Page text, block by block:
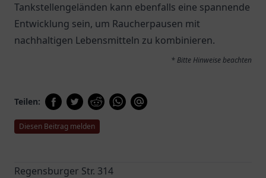
Tankstellengeländen kann ebenfalls eine spannende
Entwicklung sein, um Raucherpausen mit
nachhaltigen Lebensmitteln zu kombinieren.
* Bitte Hinweise beachten
Teilen:
Diesen Beitrag melden
Regensburger Str. 314